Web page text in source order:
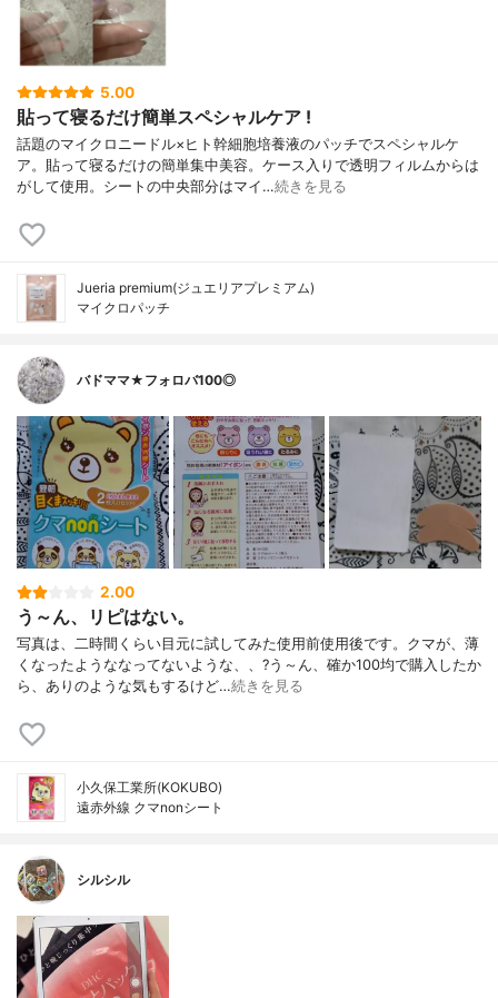
5.00
貼って寝るだけ簡単スペシャルケア !
話題のマイクロニードル×ヒト幹細胞培養液のパッチでスペシャルケ
ア。貼って寝るだけの簡単集中美容。ケース入りで透明フィルムからは
がして使用。シートの中央部分はマイ…続きを見る
Jueria premium(ジュエリアプレミアム)
マイクロパッチ
バドママ★フォロバ100◎
2.00
う～ん、リピはない。
写真は、二時間くらい目元に試してみた使用前使用後です。クマが、薄
くなったようななってないような、、?う～ん、確か100均で購入したか
ら、ありのような気もするけど…続きを見る
小久保工業所(KOKUBO)
遠赤外線 クマnonシート
シルシル